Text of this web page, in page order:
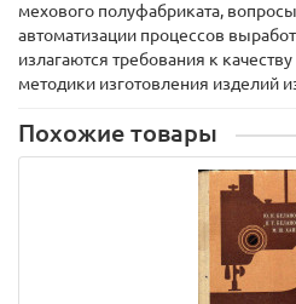
мехового полуфабриката,
автоматизации процессов
излагаются требования к
методики изготовления изделий
Похожие товары